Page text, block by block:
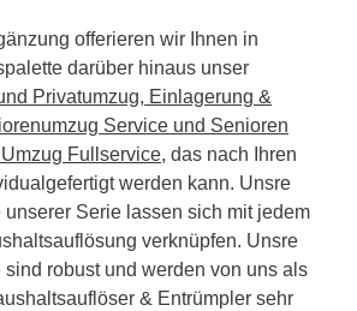
offerieren wir Ihnen in
darüber hinaus unser
Privatumzug, Einlagerung &
Service und Senioren
Fullservice, das nach Ihren
werden kann. Unsre
Serie lassen sich mit jedem
verknüpfen. Unsre
robust und werden von uns als
& Entrümpler sehr